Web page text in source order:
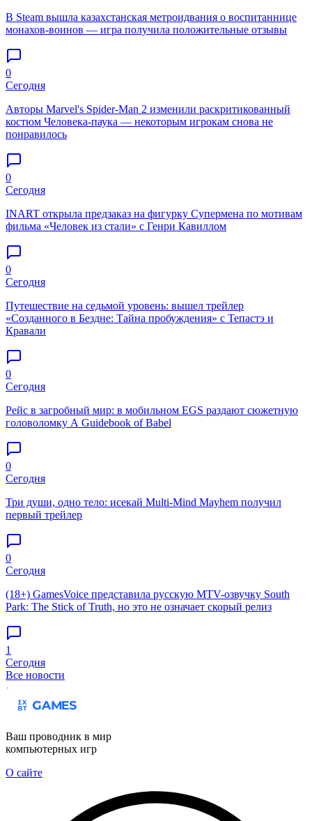
В Steam вышла казахстанская метроидвания о воспитаннице
монахов-воинов — игра получила положительные отзывы
0
Сегодня
Авторы Marvel's Spider-Man 2 изменили раскритикованный
костюм Человека-паука — некоторым игрокам снова не
понравилось
0
Сегодня
INART открыла предзаказ на фигурку Супермена по мотивам
фильма «Человек из стали» с Генри Кавиллом
0
Сегодня
Путешествие на седьмой уровень: вышел трейлер
«Созданного в Бездне: Тайна пробуждения» c Тепастэ и
Кравали
0
Сегодня
Рейс в загробный мир: в мобильном EGS раздают сюжетную
головоломку A Guidebook of Babel
0
Сегодня
Три души, одно тело: исекай Multi-Mind Mayhem получил
первый трейлер
0
Сегодня
(18+) GamesVoice представила русскую MTV-озвучку South
Park: The Stick of Truth, но это не означает скорый релиз
1
Сегодня
Все новости
Ваш проводник в мир
компьютерных игр
О сайте